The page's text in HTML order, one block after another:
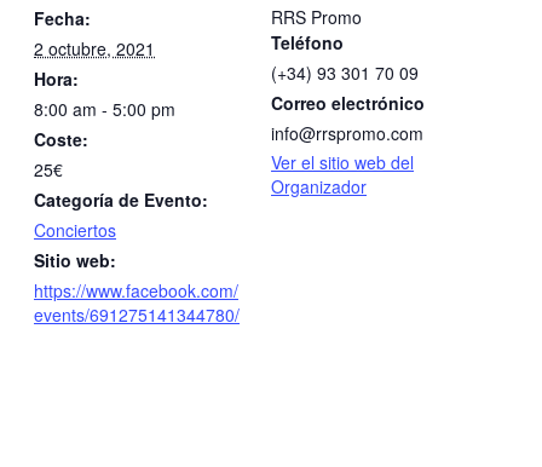
Fecha:
2 octubre, 2021
Hora:
8:00 am - 5:00 pm
Coste:
25€
Categoría de Evento:
Conciertos
Sitio web:
https://www.facebook.com/
events/691275141344780/
RRS Promo
Teléfono
(+34) 93 301 70 09
Correo electrónico
info@rrspromo.com
Ver el sitio web del
Organizador